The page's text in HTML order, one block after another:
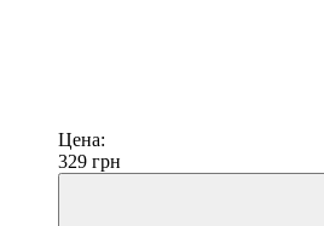
Цена:
329 грн